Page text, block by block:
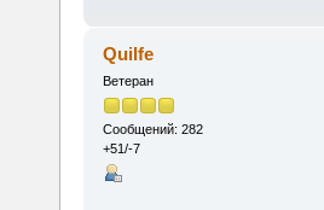
Quilfe
Ветеран
Сообщений: 282
+51/-7